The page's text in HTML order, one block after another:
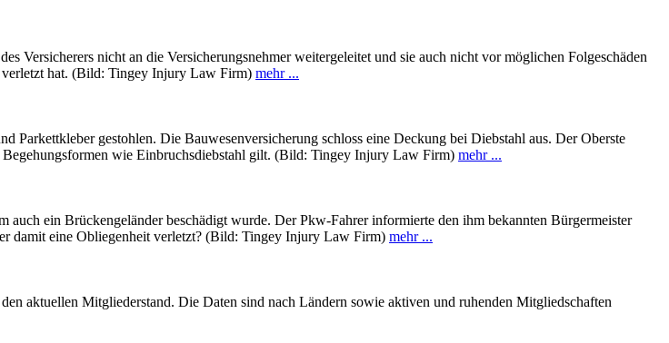
Versicherers nicht an die Versicherungsnehmer weitergeleitet und sie auch nicht vor möglichen Folgeschäden
verletzt hat. (Bild: Tingey Injury Law Firm) mehr ...
Parkettkleber gestohlen. Die Bauwesenversicherung schloss eine Deckung bei Diebstahl aus. Der Oberste
wie Einbruchsdiebstahl gilt. (Bild: Tingey Injury Law Firm) mehr ...
auch ein Brückengeländer beschädigt wurde. Der Pkw-Fahrer informierte den ihm bekannten Bürgermeister
damit eine Obliegenheit verletzt? (Bild: Tingey Injury Law Firm) mehr ...
aktuellen Mitgliederstand. Die Daten sind nach Ländern sowie aktiven und ruhenden Mitgliedschaften